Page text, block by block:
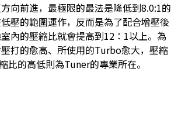
向前進，最極限的最法是降低到8.0:1的
壓的範圍運作，反而是為了配合增壓後
內的壓縮比就會提高到12：1以上。為
打的愈高、所使用的Turbo愈大，壓縮
的高低則為Tuner的專業所在。